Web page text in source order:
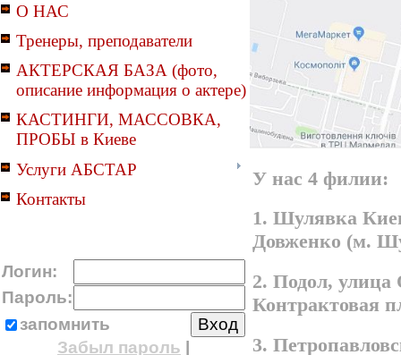
О НАС
Тренеры, преподаватели
АКТЕРСКАЯ БАЗА (фото,
описание информация о актере)
КАСТИНГИ, МАССОВКА,
ПРОБЫ в Киеве
Услуги АБСТАР
Контакты
Логин:
Пароль:
запомнить
Забыл пароль
У нас 4 филии:
1. Шулявка
Довженко (м.
2. Подол,
Контрактовая
3.